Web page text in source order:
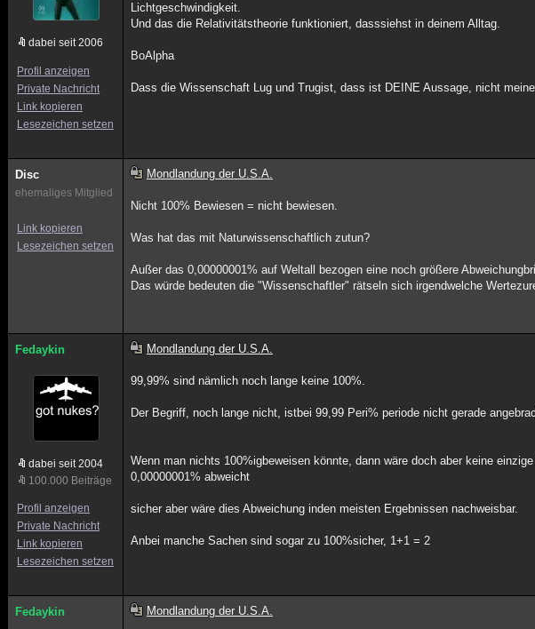
dabei seit 2006
Profil anzeigen
Private Nachricht
Link kopieren
Lesezeichen setzen
Lichtgeschwindigkeit.
Und das die Relativitätstheorie funktioniert, dasssiehst in deinem Alltag.
BoAlpha
Dass die Wissenschaft Lug und Trugist, dass ist DEINE Aussage, nicht
Disc
ehemaliges Mitglied
Link kopieren
Lesezeichen setzen
Mondlandung der U.S.A.
Nicht 100% Bewiesen = nicht bewiesen.
Was hat das mit Naturwissenschaftlich zutun?
Außer das 0,00000001% auf Weltall bezogen eine noch größere
Das würde bedeuten die "Wissenschaftler" rätseln sich irgendwelche
Fedaykin
dabei seit 2004
100.000 Beiträge
Profil anzeigen
Private Nachricht
Link kopieren
Lesezeichen setzen
Mondlandung der U.S.A.
99,99% sind nämlich noch lange keine 100%.
Der Begriff, noch lange nicht, istbei 99,99 Peri% periode nicht gerade
Wenn man nichts 100%igbeweisen könnte, dann wäre doch aber keine
0,00000001% abweicht
sicher aber wäre dies Abweichung inden meisten Ergebnissen nachweisbar.
Anbei manche Sachen sind sogar zu 100%sicher, 1+1 = 2
Fedaykin Mondlandung der U.S.A.